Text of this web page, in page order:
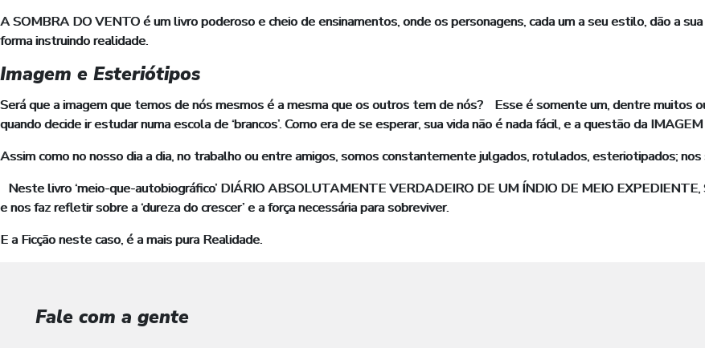
A SOMBRA DO VENTO é um livro poderoso e cheio de ensinamentos, onde os personagens, cada um a seu estilo, dão a
forma instruindo realidade.
Imagem e Esteriótipos
Será que a imagem que temos de nós mesmos é a mesma que os outros tem de nós? Esse é somente um, dentre muitos
quando decide ir estudar numa escola de ‘brancos’. Como era de se esperar, sua vida não é nada fácil, e a questão da
Assim como no nosso dia a dia, no trabalho ou entre amigos, somos constantemente julgados, rotulados, esteriotipados;
Neste livro ‘meio-que-autobiográfico’ DIÁRIO ABSOLUTAMENTE VERDADEIRO DE UM ÍNDIO DE MEIO
e nos faz refletir sobre a ‘dureza do crescer’ e a força necessária para sobreviver.
E a Ficção neste caso, é a mais pura Realidade.
Fale com a gente